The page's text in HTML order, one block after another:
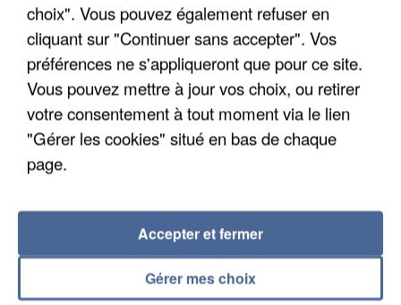
choix". Vous pouvez également refuser en
cliquant sur "Continuer sans accepter". Vos
préférences ne s'appliqueront que pour ce site.
Vous pouvez mettre à jour vos choix, ou retirer
votre consentement à tout moment via le lien
"Gérer les cookies" situé en bas de chaque
page.
Gérer mes choix
Accepter et fermer